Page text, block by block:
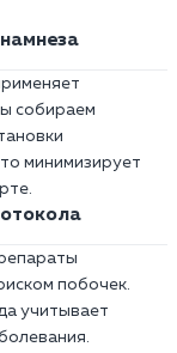
собираем
минимизирует
побочек.
учитывает